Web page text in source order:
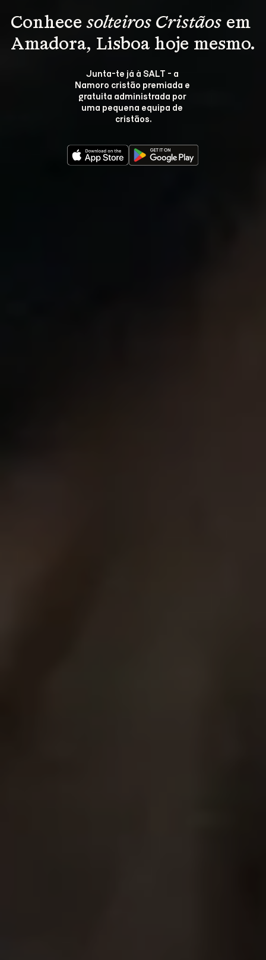
Conhece solteiros Cristãos em
Amadora, Lisboa hoje mesmo.
Junta-te já à SALT - a
Namoro cristão premiada e
gratuita administrada por
uma pequena equipa de
cristãos.